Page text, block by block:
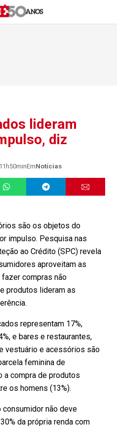
lideram
diz
EmNotícias
são os objetos do
impulso. Pesquisa nas
ao Crédito (SPC) revela
aproveitam as
compras não
produtos lideram as
representam 17%,
e bares e restaurantes,
vestuário e acessórios são
feminina de
a compra de produtos
os homens (13%).
consumidor não deve
da própria renda com